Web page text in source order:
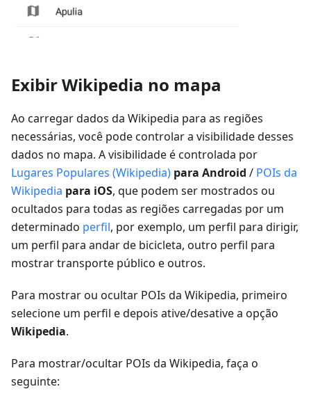
Exibir Wikipedia no mapa
Ao carregar dados da Wikipedia para as regiões
necessárias, você pode controlar a visibilidade desses
dados no mapa. A visibilidade é controlada por
Lugares Populares (Wikipedia) para Android / POIs da
Wikipedia para iOS, que podem ser mostrados ou
ocultados para todas as regiões carregadas por um
determinado perfil, por exemplo, um perfil para dirigir,
um perfil para andar de bicicleta, outro perfil para
mostrar transporte público e outros.
Para mostrar ou ocultar POIs da Wikipedia, primeiro
selecione um perfil e depois ative/desative a opção
Wikipedia.
Para mostrar/ocultar POIs da Wikipedia, faça o
seguinte: